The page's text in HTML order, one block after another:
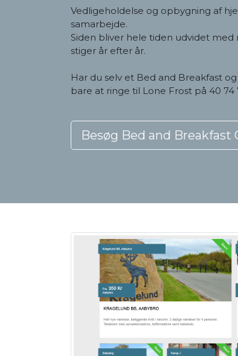
Vedligeholdelse og opbygning af
samarbejde.
Siden bliver hele tiden udvidet
stiger år efter år.
Har du selv et Bed and Breakfast
bare at ringe til Lone Frost på 40 74
Besøg Bed and Breakfast